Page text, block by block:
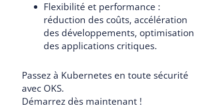
Flexibilité et performance :
réduction des coûts, accélération
des développements, optimisation
des applications critiques.
Passez à Kubernetes en toute sécurité
avec OKS.
Démarrez dès maintenant !